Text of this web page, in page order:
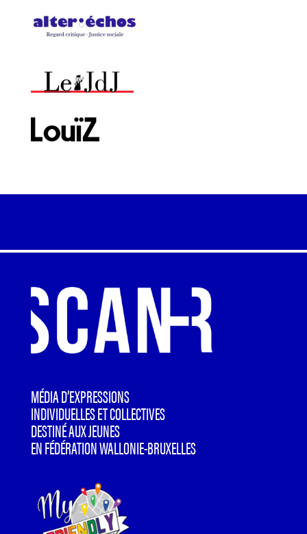
MÉDIA D’EXPRESSIONS
INDIVIDUELLES ET COLLECTIVES
DESTINÉ AUX JEUNES
EN FÉDÉRATION WALLONIE-BRUXELLES